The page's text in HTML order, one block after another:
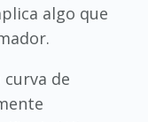
algo que
de